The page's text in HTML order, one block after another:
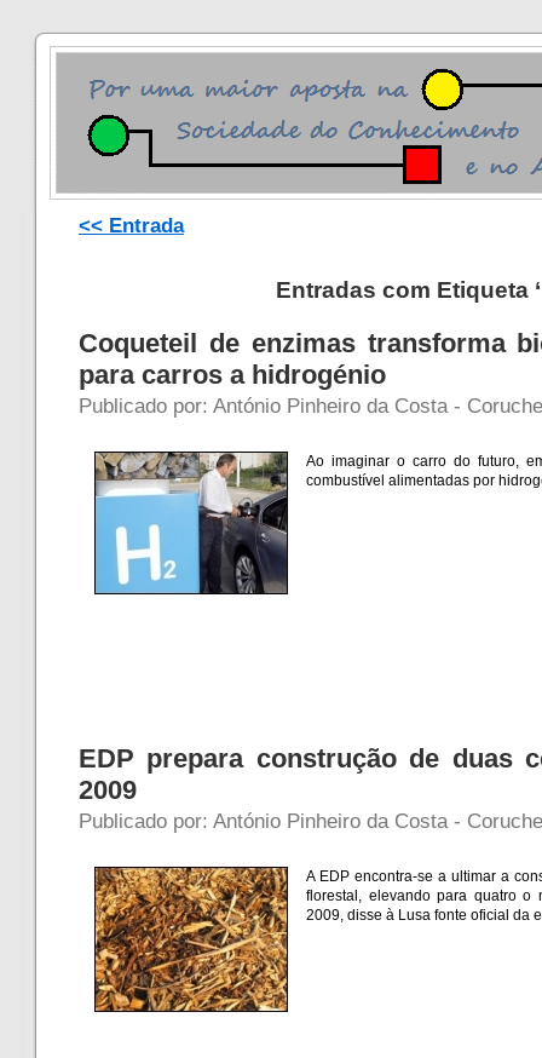
<< Entrada
Entradas com Etiqueta
Coqueteil de enzimas transforma
para carros a hidrogénio
Publicado por: António Pinheiro da Costa -
Ao imaginar o carro do futuro,
combustível alimentadas por
EDP prepara construção de duas
2009
Publicado por: António Pinheiro da Costa -
A EDP encontra-se a ultimar a
florestal, elevando para quatro o
2009, disse à Lusa fonte oficial da